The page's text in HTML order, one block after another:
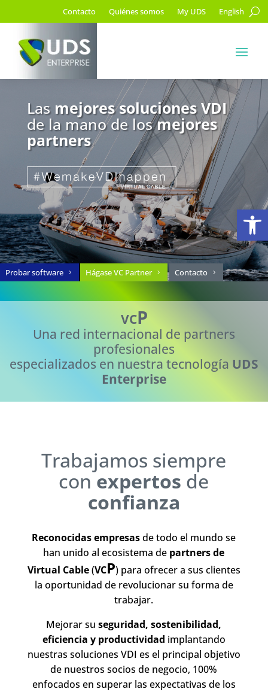
Contacto Quiénes somos My UDS English
Las mejores soluciones VDI
de la mano de losmejores
partners
Hágase VC Partner Contacto
Probar software
VCP
Una red internacional de partners
profesionales
especializados en nuestra tecnología UDS
Enterprise
Trabajamos siempre
conexpertos de
confianza
Reconocidas empresasde todo el mundo se
han unido al ecosistema de partners de
Virtual Cable(VCP) para ofrecer a sus clientes
la oportunidad de revolucionar su forma de
trabajar.
Mejorar suseguridad, sostenibilidad,
eficiencia y productividad implantando
nuestras soluciones VDI es el principal objetivo
de nuestros socios de negocio, 100%
enfocados en superar las expectativas de los